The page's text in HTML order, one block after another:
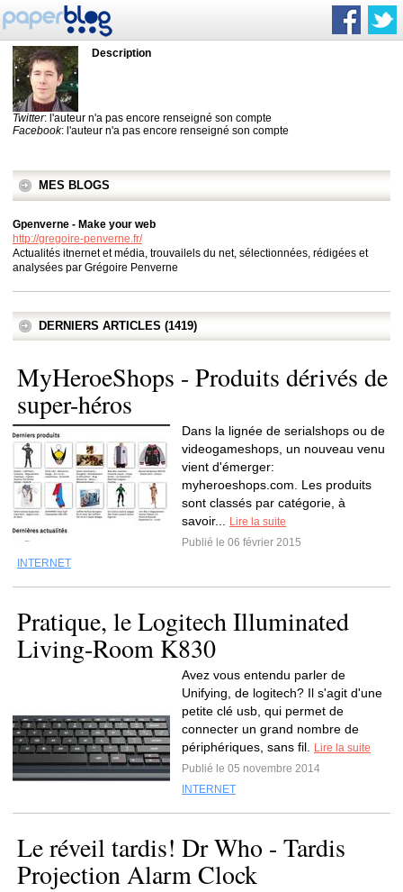
Description
Twitter: l'auteur n'a pas encore renseigné son compte
Facebook: l'auteur n'a pas encore renseigné son compte
MES BLOGS
Gpenverne - Make your web
http://gregoire-penverne.fr/
Actualités itnernet et média, trouvailels du net, sélectionnées, rédigées et
analysées par Grégoire Penverne
DERNIERS ARTICLES (1419)
MyHeroeShops - Produits dérivés de
super-héros
Dans la lignée de serialshops ou de
videogameshops, un nouveau venu
vient d'émerger:
myheroeshops.com. Les produits
sont classés par catégorie, à
savoir...
Lire la suite
Publié le 06 février 2015
INTERNET
Pratique, le Logitech Illuminated
Living-Room K830
Avez vous entendu parler de
Unifying, de logitech? Il s'agit d'une
petite clé usb, qui permet de
connecter un grand nombre de
périphériques, sans fil.
Lire la suite
Publié le 05 novembre 2014
INTERNET
Le réveil tardis! Dr Who - Tardis
Projection Alarm Clock